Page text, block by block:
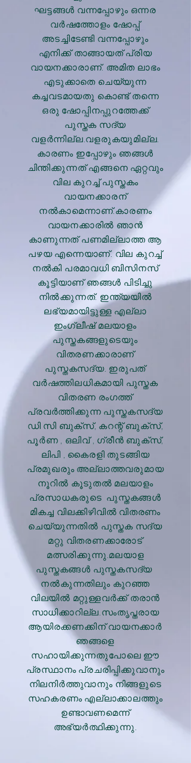
ഘട്ടങ്ങൾ വന്നപ്പോഴും ഒന്നര
വർഷത്തോളം ഷോപ്പ്
അടച്ചിടേണ്ടി വന്നപ്പോഴും
എനിക്ക് താങ്ങായത് പ്രിയ
വായനക്കാരാണ്. അമിത ലാഭം
എടുക്കാതെ ചെയ്യുന്ന
കച്ചവടമായതു കൊണ്ട് തന്നെ
ഒരു ഷോപ്പിനപ്പുറത്തേക്ക്
പുസ്തക സദ്യ
വളർന്നില്ല.വളരുകയുമില്ല.
കാരണം ഇപ്പോഴും ഞങ്ങൾ
ചിന്തിക്കുന്നത് എങ്ങനെ ഏറ്റവും
വില കുറച്ച് പുസ്തകം
വായനക്കാരന്
നൽകാമെന്നാണ്.കാരണം
വായനക്കാരിൽ ഞാൻ
കാണുന്നത് പണമില്ലാത്ത ആ
പഴയ എന്നെയാണ്. വില കുറച്ച്
നൽകി പരമാവധി ബിസിനസ്
കൂട്ടിയാണ് ഞങ്ങൾ പിടിച്ചു
നിൽക്കുന്നത്. ഇന്ത്യയിൽ
ലഭ്യമായിട്ടുള്ള എല്ലാ
ഇംഗ്ലീഷ് മലയാളം
പുസ്തകങ്ങളുടെയും
വിതരണക്കാരാണ്
പുസ്തകസദ്യ. ഇരുപത്
വർഷത്തിലധികമായി പുസ്തക
വിതരണ രംഗത്ത്
പ്രവർത്തിക്കുന്ന പുസ്തകസദ്യ
ഡി സി ബുക്സ്, കറന്റ് ബുക്സ്,
പൂർണ , ഒലിവ് , ഗ്രീൻ ബുക്സ്,
ലിപി , കൈരളി തുടങ്ങിയ
പ്രമുഖരും അല്ലാത്തവരുമായ
നൂറിൽ കൂടുതൽ മലയാളം
പ്രസാധകരുടെ പുസ്തകങ്ങൾ
മികച്ച വിലക്കിഴിവിൽ വിതരണം
ചെയ്യുന്നതിൽ പുസ്തക സദ്യ
മറ്റു വിതരണക്കാരോട്
മത്സരിക്കുന്നു.മലയാള
പുസ്തകങ്ങൾ പുസ്തകസദ്യ
നൽകുന്നതിലും കുറഞ്ഞ
വിലയിൽ മറ്റുള്ളവർക്ക് തരാൻ
സാധിക്കാറില്ല.സംതൃപ്തരായ
ആയിരക്കണക്കിന് വായനക്കാർ
ഞങ്ങളെ
സഹായിക്കുന്നതുപോലെ ഈ
പ്രസ്ഥാനം പ്രചരിപ്പിക്കുവാനും
നിലനിർത്തുവാനും നിങ്ങളുടെ
സഹകരണം എല്ലാക്കാലത്തും
ഉണ്ടാവണമെന്ന്
അഭ്യർത്ഥിക്കുന്നു.